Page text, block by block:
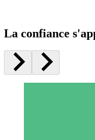
La confiance